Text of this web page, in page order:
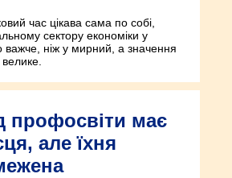
час цікава сама по собі,
сектору економіки у
важче, ніж у мирний, а значення
профосвіти має
але їхня